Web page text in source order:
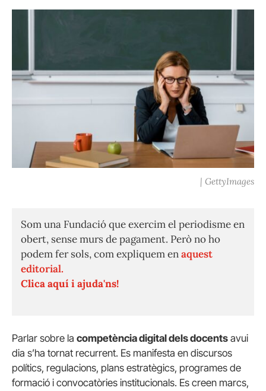
| GettyImages
Som una Fundació que exercim el periodisme en
obert, sense murs de pagament. Però no ho
podem fer sols, com expliquem enaquest
editorial.
Clica aquí i ajuda'ns!
Parlar sobre la competència digital dels docents avui
dia s’ha tornat recurrent. Es manifesta en discursos
polítics, regulacions, plans estratègics, programes de
formació i convocatòries institucionals. Es creen marcs,